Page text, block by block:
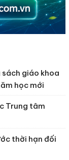
giáo khoa
học mới
Trung tâm
thời hạn đối